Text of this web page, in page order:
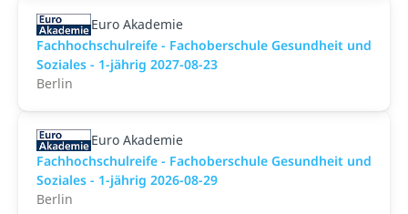
Euro Akademie
Fachhochschulreife - Fachoberschule Gesundheit und
Soziales - 1-jährig 2027-08-23
Berlin
Euro Akademie
Fachhochschulreife - Fachoberschule Gesundheit und
Soziales - 1-jährig 2026-08-29
Berlin